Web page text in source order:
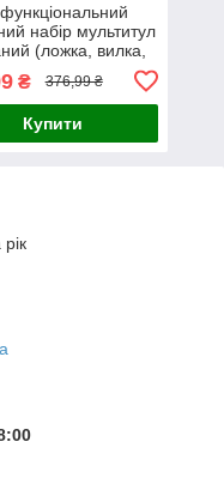
набір мультитул
(ложка, вилка,
₴ 376,99 ₴
Купити